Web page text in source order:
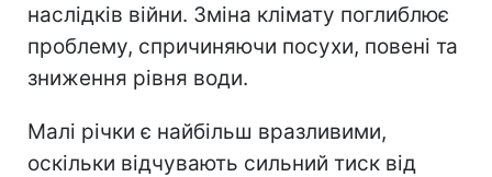
наслідків війни. Зміна клімату поглиблює
проблему, спричиняючи посухи, повені та
зниження рівня води.
Малі річки є найбільш вразливими,
оскільки відчувають сильний тиск від